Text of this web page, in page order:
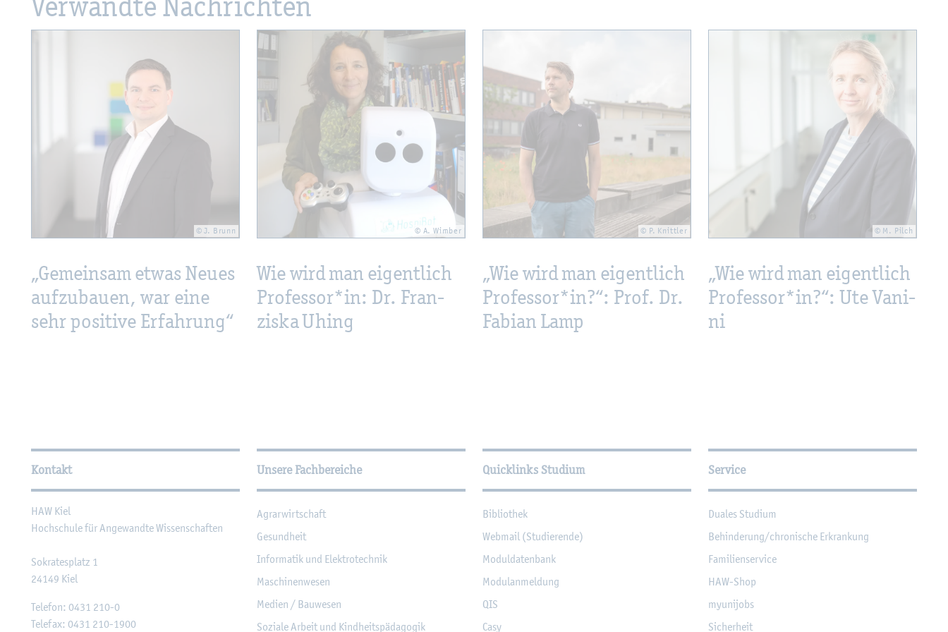
© J. Brunn
„Ge­mein­sam etwas Neues
auf­zu­bau­en, war eine
sehr po­si­ti­ve Er­fah­rung“
© A. Wim­ber
Wie wird man ei­gent­lich
Pro­fes­sor*in: Dr. Fran­
zis­ka Uhing
© P. Knitt­ler
„Wie wird man ei­gent­lich
Pro­fes­sor*in?“: Prof. Dr.
Fa­bi­an Lamp
© M. Pilch
„Wie wird man ei­gent­lich
Pro­fes­sor*in?“: Ute Va­ni­
ni
Wei­ter­füh­ren­de In­for­ma­tio­nen
Kontakt
HAW Kiel
Hoch­schu­le für An­ge­wand­te Wis­sen­schaf­ten
So­kra­tes­platz 1
24149 Kiel
Te­le­fon: 0431 210-0
Te­le­fax: 0431 210-1900
Unsere Fachbereiche
Agrar­wirt­schaft
Ge­sund­heit
In­for­ma­tik und Elek­tro­tech­nik
Ma­schi­nen­we­sen
Me­di­en / Bau­we­sen
So­zia­le Ar­beit und Kind­heits­päd­ago­gik
Quicklinks Studium
Bi­blio­thek
Web­mail (Stu­die­ren­de)
Mo­dul­da­ten­bank
Mo­du­l­an­mel­dung
QIS
Casy
Service
Dua­les Stu­di­um
Be­hin­de­rung/chro­ni­sche Er­kran­kung
Fa­mi­li­en­ser­vice
HAW-Shop
myu­ni­jobs
Si­cher­heit